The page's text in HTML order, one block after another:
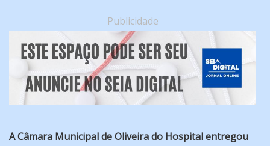
Publicidade
A Câmara Municipal de Oliveira do Hospital entregou